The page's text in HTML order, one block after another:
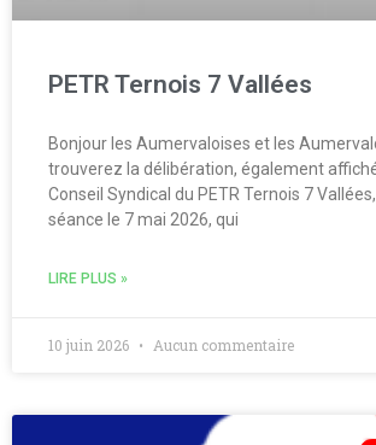
PETR Ternois 7 Vallées
Bonjour les Aumervaloises et les
trouverez la délibération, également
Conseil Syndical du PETR Ternois 7
séance le 7 mai 2026, qui
LIRE PLUS »
10 juin 2026 Aucun commentaire